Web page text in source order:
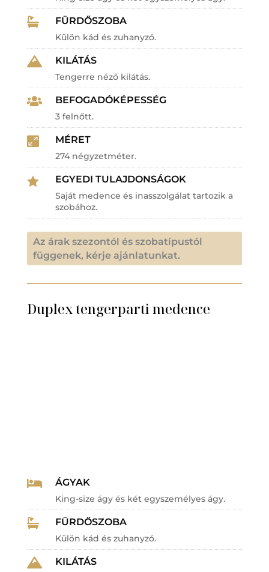
 FÜRDŐSZOBA
Külön kád és zuhanyzó.
 KILÁTÁS
Tengerre néző kilátás.
 BEFOGADÓKÉPESSÉG
3 felnőtt.
 MÉRET
274 négyzetméter.
 EGYEDI TULAJDONSÁGOK
Saját medence és inasszolgálat tartozik a
szobához.
Az árak szezontól és szobatípustól
függenek, kérje ajánlatunkat.
Duplex tengerparti medence
 ÁGYAK
King-size ágy és két egyszemélyes ágy.
 FÜRDŐSZOBA
Külön kád és zuhanyzó.
 KILÁTÁS